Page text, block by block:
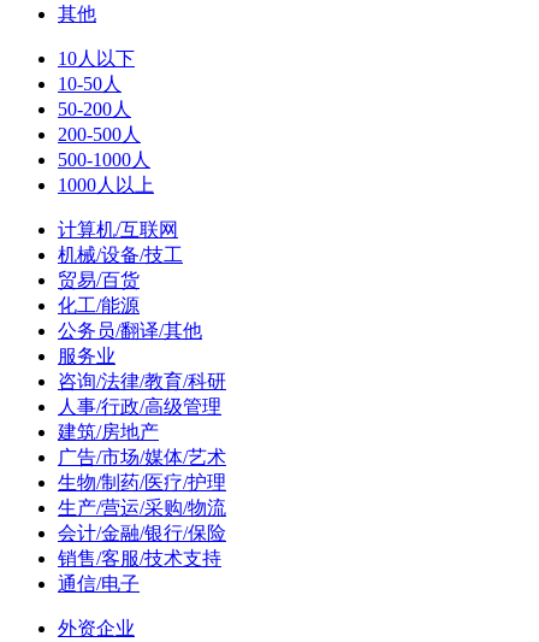
其他
10人以下
10-50人
50-200人
200-500人
500-1000人
1000人以上
计算机/互联网
机械/设备/技工
贸易/百货
化工/能源
公务员/翻译/其他
服务业
咨询/法律/教育/科研
人事/行政/高级管理
建筑/房地产
广告/市场/媒体/艺术
生物/制药/医疗/护理
生产/营运/采购/物流
会计/金融/银行/保险
销售/客服/技术支持
通信/电子
外资企业